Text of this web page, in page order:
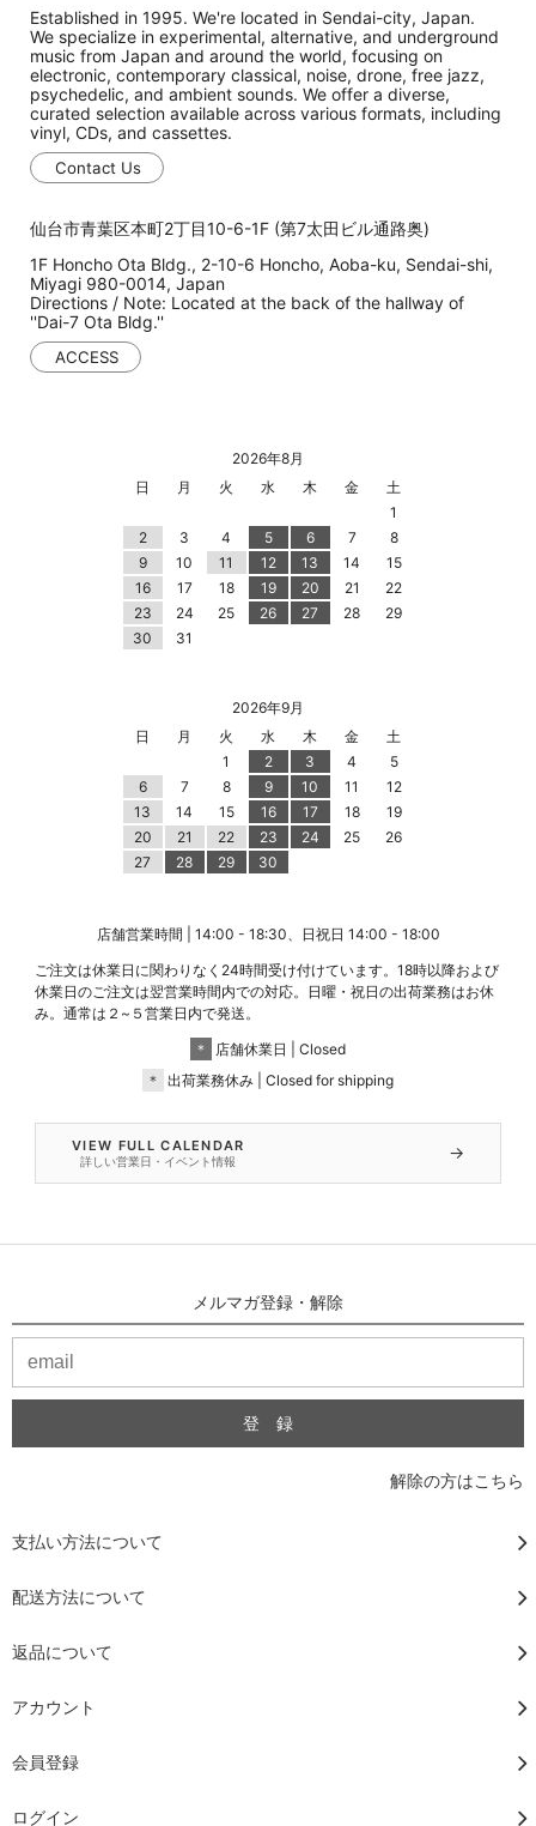
Established in 1995. We're located in Sendai-city, Japan.
We specialize in experimental, alternative, and underground
music from Japan and around the world, focusing on
electronic, contemporary classical, noise, drone, free jazz,
psychedelic, and ambient sounds. We offer a diverse,
curated selection available across various formats, including
vinyl, CDs, and cassettes.
Contact Us
仙台市青葉区本町2丁目10-6-1F (第7太田ビル通路奥)
1F Honcho Ota Bldg., 2-10-6 Honcho, Aoba-ku, Sendai-shi,
Miyagi 980-0014, Japan
Directions / Note: Located at the back of the hallway of
''Dai-7 Ota Bldg.''
ACCESS
2026年8月
日
月 火 水 木 金
土
1
2
3 4 5 6 7
8
9
10 11 12 13 14
15
16
17 18 19 20 21
22
23
24 25 26 27 28
29
30
31
2026年9月
日
月 火 水 木 金
土
1
2 3 4
5
6
7 8 9 10 11
12
13
14 15 16 17 18
19
20
21 22 23 24 25
26
27
28 29 30
店舗営業時間 | 14:00 - 18:30、日祝日 14:00 - 18:00
ご注文は休業日に関わりなく24時間受け付けています。18時以降および
休業日のご注文は翌営業時間内での対応。日曜・祝日の出荷業務はお休
み。通常は２~５営業日内で発送。
＊
店舗休業日 | Closed
＊
出荷業務休み | Closed for shipping
VIEW FULL CALENDAR
詳しい営業日・イベント情報 →
メルマガ登録・解除
解除の方はこちら
支払い方法について
配送方法について
返品について
アカウント
会員登録
ログイン